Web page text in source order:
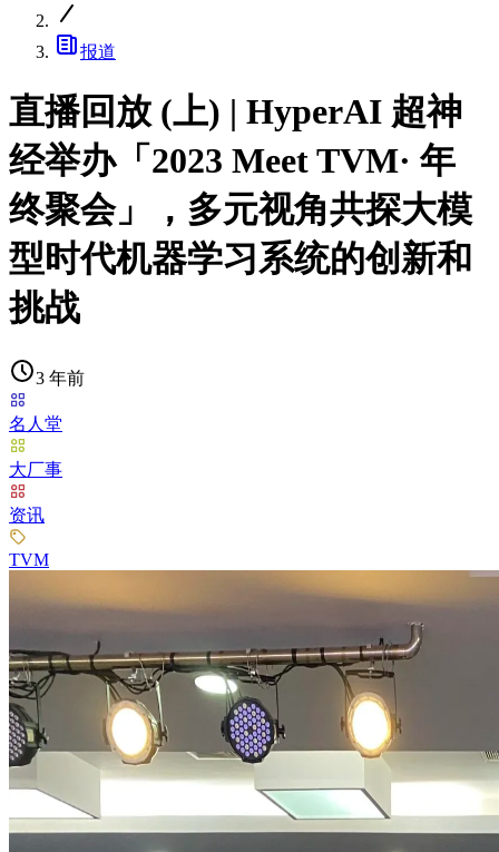
报道
直播回放 (上) | HyperAI 超神
经举办「2023 Meet TVM· 年
终聚会」，多元视角共探大模
型时代机器学习系统的创新和
挑战
3 年前
名人堂
大厂事
资讯
TVM